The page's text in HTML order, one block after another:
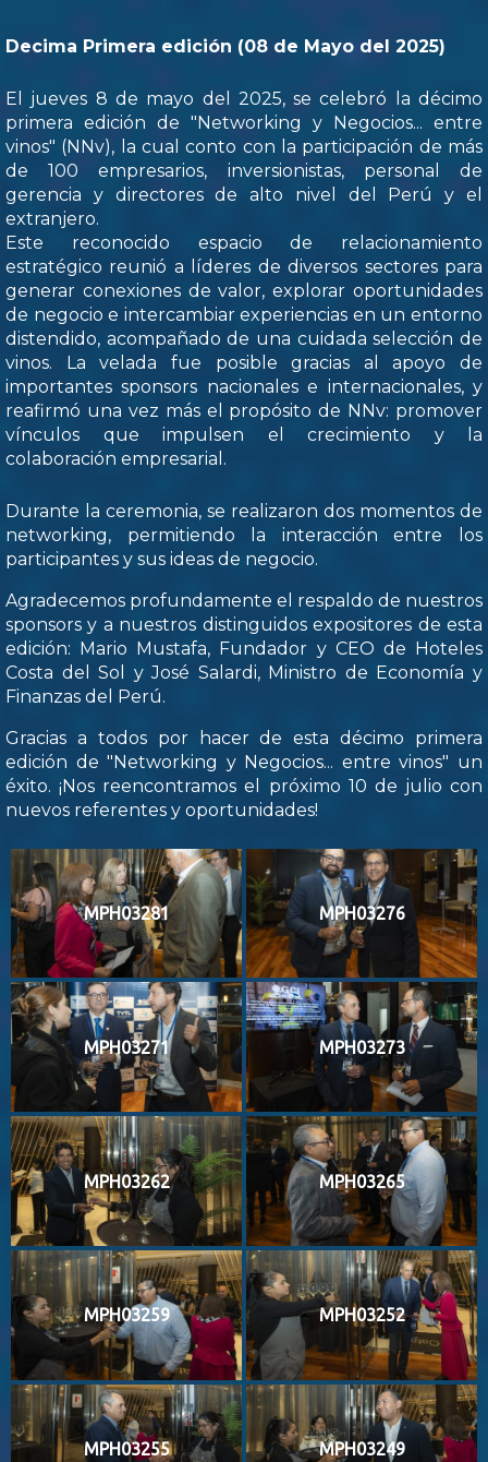
Decima Primera edición (08 de Mayo del 2025)
El jueves 8 de mayo del 2025, se celebró la décimo
primera edición de "Networking y Negocios... entre
vinos" (NNv), la cual conto con la participación de más
de 100 empresarios, inversionistas, personal de
gerencia y directores de alto nivel del Perú y el
extranjero.
Este reconocido espacio de relacionamiento
estratégico reunió a líderes de diversos sectores para
generar conexiones de valor, explorar oportunidades
de negocio e intercambiar experiencias en un entorno
distendido, acompañado de una cuidada selección de
vinos. La velada fue posible gracias al apoyo de
importantes sponsors nacionales e internacionales, y
reafirmó una vez más el propósito de NNv: promover
vínculos que impulsen el crecimiento y la
colaboración empresarial.
Durante la ceremonia, se realizaron dos momentos de
networking, permitiendo la interacción entre los
participantes y sus ideas de negocio.
Agradecemos profundamente el respaldo de nuestros
sponsors y a nuestros distinguidos expositores de esta
edición: Mario Mustafa, Fundador y CEO de Hoteles
Costa del Sol y José Salardi, Ministro de Economía y
Finanzas del Perú.
Gracias a todos por hacer de esta décimo primera
edición de "Networking y Negocios... entre vinos" un
éxito. ¡Nos reencontramos el próximo 10 de julio con
nuevos referentes y oportunidades!
MPH03281 MPH03276
MPH03271 MPH03273
MPH03262 MPH03265
MPH03259 MPH03252
MPH03255 MPH03249